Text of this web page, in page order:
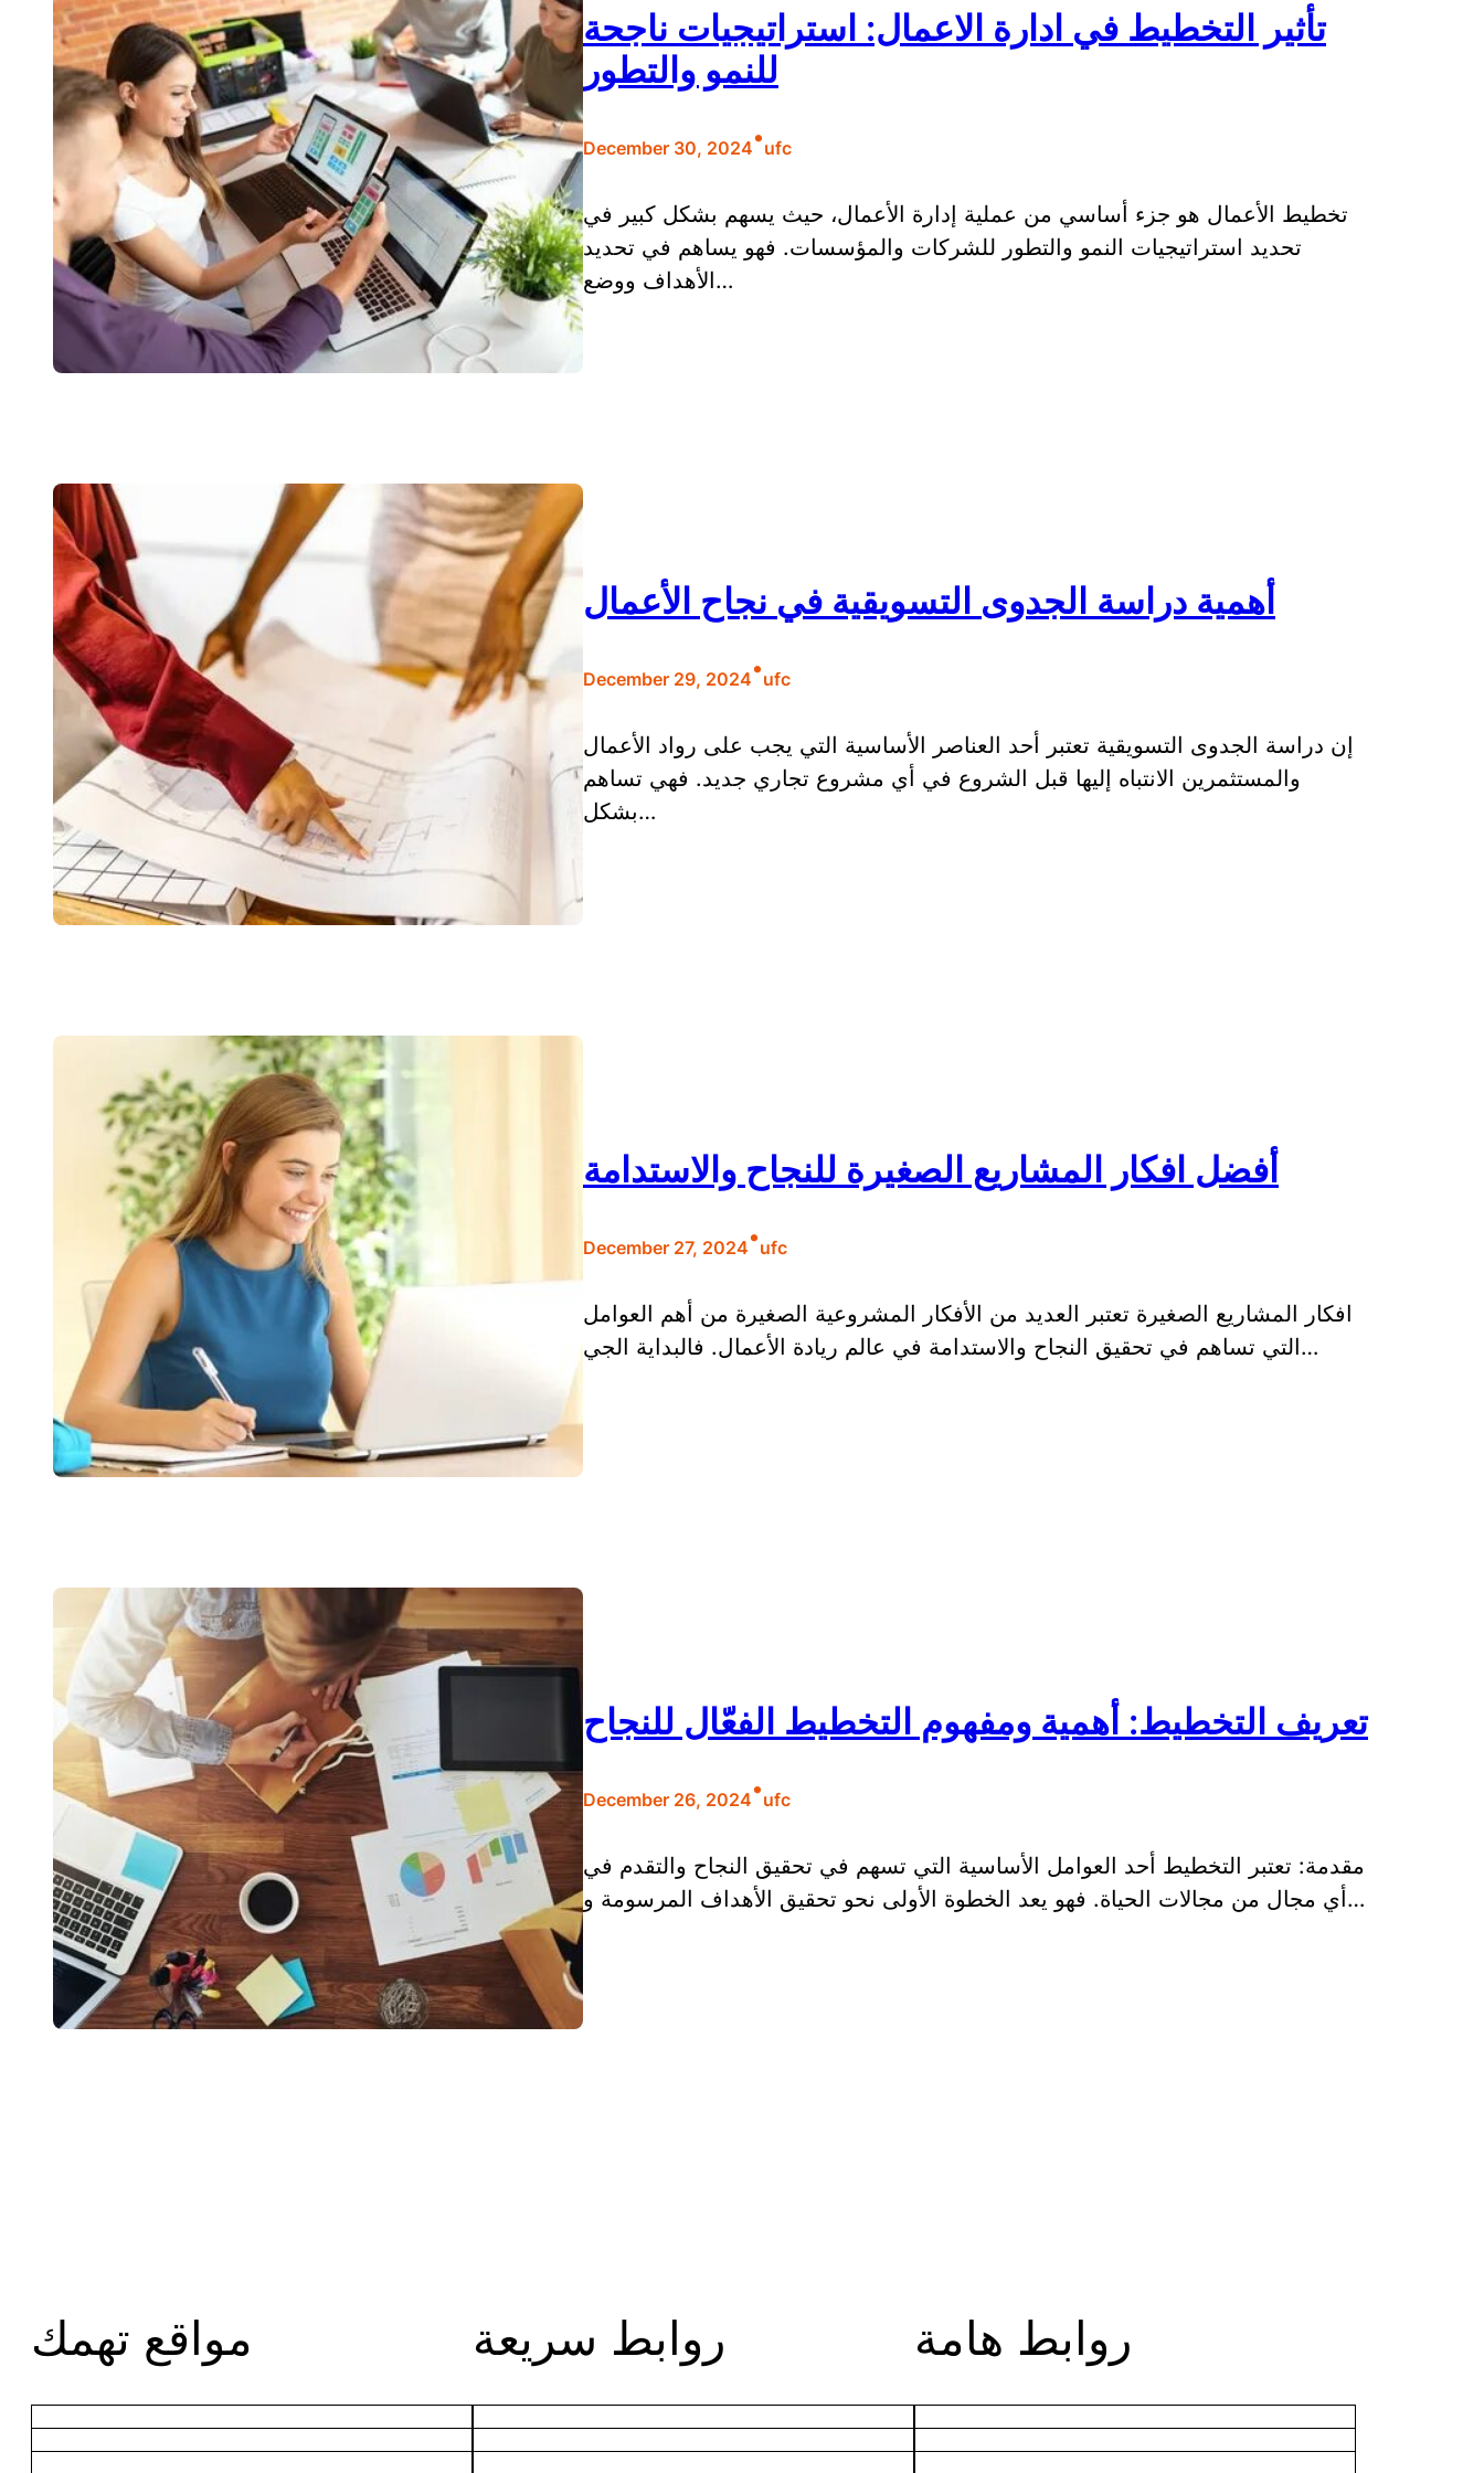
تأثير التخطيط في ادارة الاعمال: استراتيجيات ناجحة
للنمو والتطور
December 30, 2024•ufc
تخطيط الأعمال هو جزء أساسي من عملية إدارة الأعمال، حيث يسهم بشكل كبير في
تحديد استراتيجيات النمو والتطور للشركات والمؤسسات. فهو يساهم في تحديد
الأهداف ووضع…
أهمية دراسة الجدوى التسويقية في نجاح الأعمال
December 29, 2024•ufc
إن دراسة الجدوى التسويقية تعتبر أحد العناصر الأساسية التي يجب على رواد الأعمال
والمستثمرين الانتباه إليها قبل الشروع في أي مشروع تجاري جديد. فهي تساهم
بشكل…
أفضل افكار المشاريع الصغيرة للنجاح والاستدامة
December 27, 2024•ufc
افكار المشاريع الصغيرة تعتبر العديد من الأفكار المشروعية الصغيرة من أهم العوامل
التي تساهم في تحقيق النجاح والاستدامة في عالم ريادة الأعمال. فالبداية الجي…
تعريف التخطيط: أهمية ومفهوم التخطيط الفعّال للنجاح
December 26, 2024•ufc
مقدمة: تعتبر التخطيط أحد العوامل الأساسية التي تسهم في تحقيق النجاح والتقدم في
أي مجال من مجالات الحياة. فهو يعد الخطوة الأولى نحو تحقيق الأهداف المرسومة و…
مواقع تهمك روابط سريعة روابط هامة